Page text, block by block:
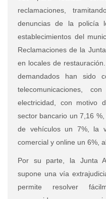
reclamaciones,
denuncias de la policía
establecimientos del
Reclamaciones de la
en locales de
demandados han sido
telecomunicaciones,
electricidad, con motivo
sector bancario un 7,16
de vehículos un 7%, la
comercial y online un 6%,
Por su parte, la Junta
supone una vía
permite resolver